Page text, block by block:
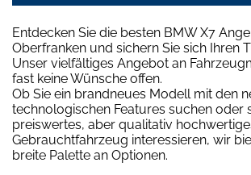
Entdecken Sie die besten BMW X7
Oberfranken und sichern Sie sich Ihren
Unser vielfältiges Angebot an
fast keine Wünsche offen.
Ob Sie ein brandneues Modell mit den
technologischen Features suchen oder
preiswertes, aber qualitativ
Gebrauchtfahrzeug interessieren, wir
breite Palette an Optionen.